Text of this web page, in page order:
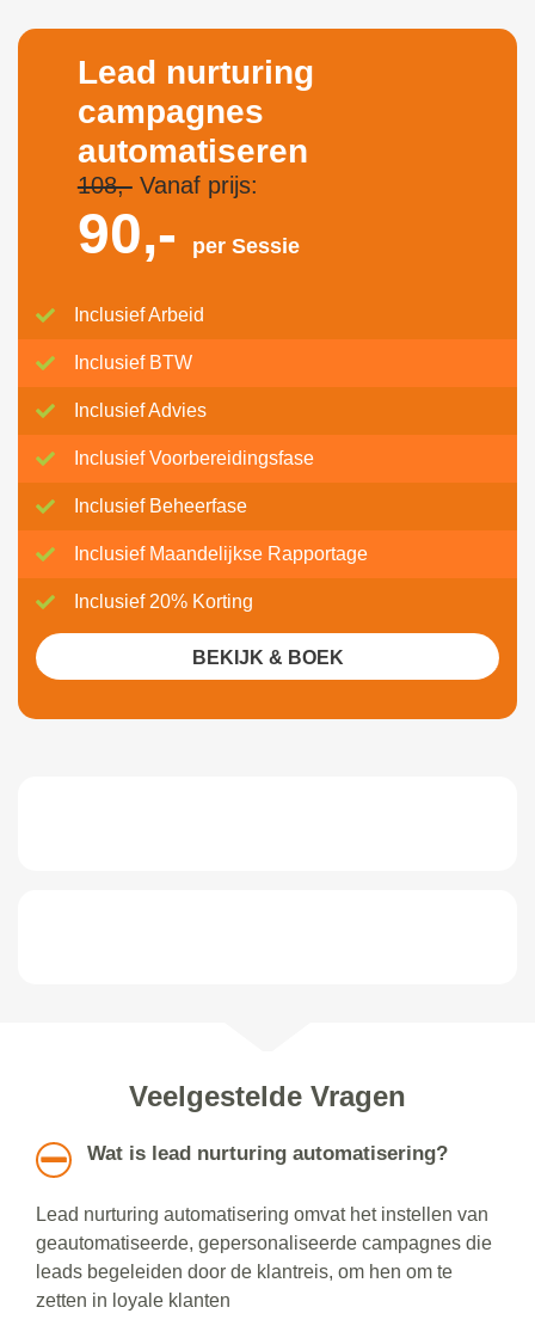
Lead nurturing
campagnes
automatiseren
108,-Vanaf prijs:
90,- per Sessie
Inclusief Arbeid
Inclusief BTW
Inclusief Advies
Inclusief Voorbereidingsfase
Inclusief Beheerfase
Inclusief Maandelijkse Rapportage
Inclusief 20% Korting
BEKIJK & BOEK
Veelgestelde Vragen
Wat is lead nurturing automatisering?
Lead nurturing automatisering omvat het instellen van
geautomatiseerde, gepersonaliseerde campagnes die
leads begeleiden door de klantreis, om hen om te
zetten in loyale klanten